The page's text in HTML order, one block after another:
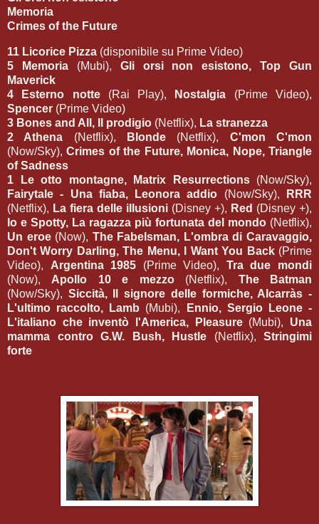
Memoria
Crimes of the Future
11 Licorice Pizza (disponibile su Prime Video)
5 Memoria (Mubi), Gli orsi non esistono, Top Gun
Maverick
4 Esterno notte (Rai Play), Nostalgia (Prime Video),
Spencer (Prime Video)
3 Bones and All, Il prodigio (Netflix), La stranezza
2 Athena (Netflix), Blonde (Netflix), C'mon C'mon
(Now/Sky),Crimes of the Future, Monica, Nope, Triangle
of Sadness
1 Le otto montagne, Matrix Resurrections (Now/Sky),
Fairytale - Una fiaba, Leonora addio (Now/Sky),
RRR
(Netflix), La fiera delle illusioni (Disney +), Red (Disney +),
Io e Spotty, La ragazza più fortunata del mondo (Netflix),
Un eroe (Now), The Fabelsman, L'ombra di Caravaggio,
Don't Worry Darling, The Menu, I Want You Back (Prime
Video), Argentina 1985 (Prime Video), Tra due mondi
(Now), Apollo 10 e mezzo (Netflix), The Batman
(Now/Sky), Siccità, Il signore delle formiche, Alcarràs -
L'ultimo raccolto, Lamb (Mubi),
Ennio, Sergio Leone -
L'italiano che inventò l'America, Pleasure (Mubi), Una
mamma contro G.W. Bush, Hustle (Netflix), Stringimi
forte